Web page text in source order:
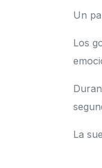
Un
Los
La